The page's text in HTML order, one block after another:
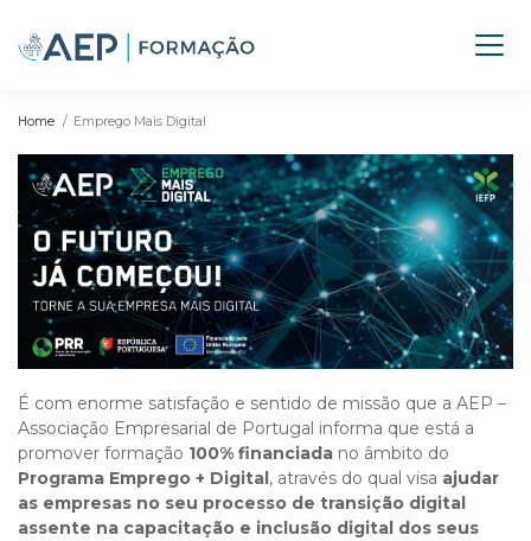
Home Emprego Mais Digital
É com enorme satisfação e sentido de missão que a AEP –
Associação Empresarial de Portugal informa que está a
promover formação 100% financiada no âmbito do
Programa Emprego + Digital, através do qual visa ajudar
as empresas no seu processo de transição digital
assente na capacitação e inclusão digital dos seus